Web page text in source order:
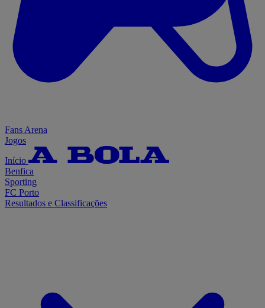
Fans Arena
Jogos
Início
Benfica
Sporting
FC Porto
Resultados e Classificações